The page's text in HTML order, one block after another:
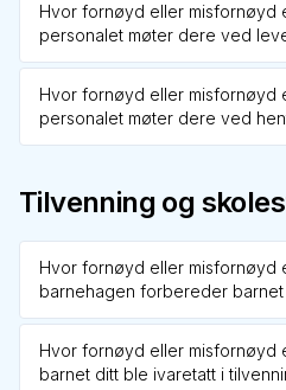
Hvor fornøyd eller misfornøyd
personalet møter dere ved
Hvor fornøyd eller misfornøyd
personalet møter dere ved
Tilvenning og
Hvor fornøyd eller misfornøyd
barnehagen forbereder barnet
Hvor fornøyd eller misfornøyd
barnet ditt ble ivaretatt i